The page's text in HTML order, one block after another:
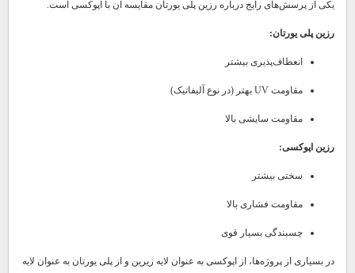
یکی از پرسش‌های رایج درباره رزین پلی یورتان مقایسه آن با اپوکسی است.
رزین پلی یورتان:
انعطاف‌پذیری بیشتر
مقاومت UV بهتر (در نوع آلیفاتیک)
مقاومت سایشی بالا
رزین اپوکسی:
سختی بیشتر
مقاومت فشاری بالا
چسبندگی بسیار قوی
در بسیاری از پروژه‌ها، از اپوکسی به عنوان لایه زیرین و از پلی یورتان به عنوان لایه